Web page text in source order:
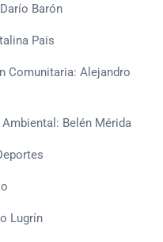
Barón
Pais
Comunitaria: Alejandro
Belén Mérida
Lugrín